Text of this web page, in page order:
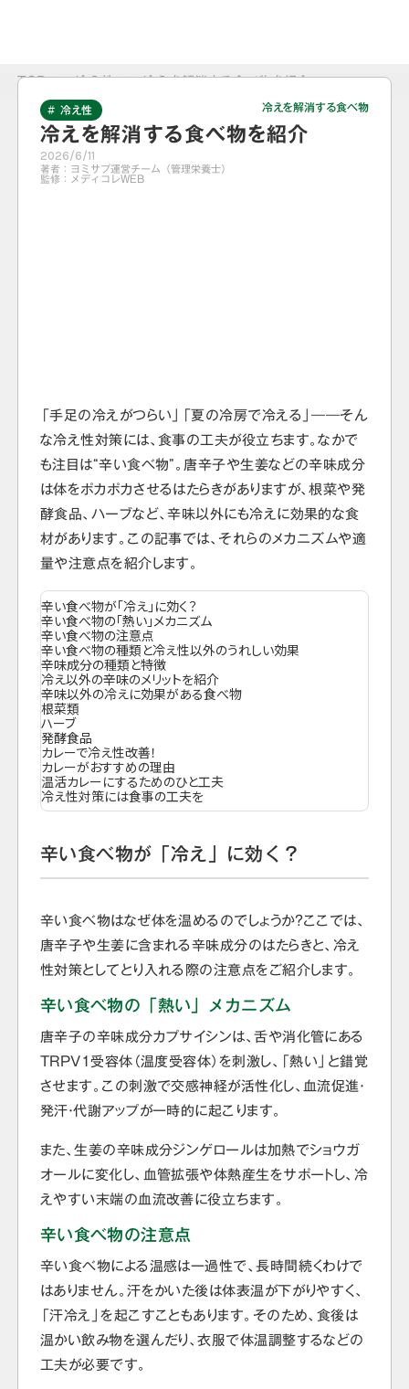
TOP > 冷え性 > 冷えを解消する食べ物を紹介
# 冷え性 冷えを解消する食べ物
冷えを解消する食べ物を紹介
2026/6/11
著者： ヨミサプ運営チーム（管理栄養士）
監修： メディコレWEB
「手足の冷えがつらい」「夏の冷房で冷える」――そん
な冷え性対策には、食事の工夫が役立ちます。なかで
も注目は“辛い食べ物”。唐辛子や生姜などの辛味成分
は体をポカポカさせるはたらきがありますが、根菜や発
酵食品、ハーブなど、辛味以外にも冷えに効果的な食
材があります。この記事では、それらのメカニズムや適
量や注意点を紹介します。
辛い食べ物が「冷え」に効く？
辛い食べ物の「熱い」メカニズム
辛い食べ物の注意点
辛い食べ物の種類と冷え性以外のうれしい効果
辛味成分の種類と特徴
冷え以外の辛味のメリットを紹介
辛味以外の冷えに効果がある食べ物
根菜類
ハーブ
発酵食品
カレーで冷え性改善！
カレーがおすすめの理由
温活カレーにするためのひと工夫
冷え性対策には食事の工夫を
辛い食べ物が「冷え」に効く？
辛い食べ物はなぜ体を温めるのでしょうか？ここでは、
唐辛子や生姜に含まれる辛味成分のはたらきと、冷え
性対策としてとり入れる際の注意点をご紹介します。
辛い食べ物の「熱い」メカニズム
唐辛子の辛味成分カプサイシンは、舌や消化管にある
TRPV1受容体（温度受容体）を刺激し、「熱い」と錯覚
させます。この刺激で交感神経が活性化し、血流促進・
発汗・代謝アップが一時的に起こります。
また、生姜の辛味成分ジンゲロールは加熱でショウガ
オールに変化し、血管拡張や体熱産生をサポートし、冷
えやすい末端の血流改善に役立ちます。
辛い食べ物の注意点
辛い食べ物による温感は一過性で、長時間続くわけで
はありません。汗をかいた後は体表温が下がりやすく、
「汗冷え」を起こすこともあります。そのため、食後は
温かい飲み物を選んだり、衣服で体温調整するなどの
工夫が必要です。